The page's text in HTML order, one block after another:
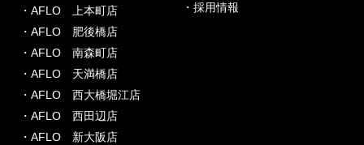
・AFLO 上本町店
・AFLO 肥後橋店
・AFLO 南森町店
・AFLO 天満橋店
・AFLO 西大橋堀江店
・AFLO 西田辺店
・AFLO 新大阪店
・採用情報